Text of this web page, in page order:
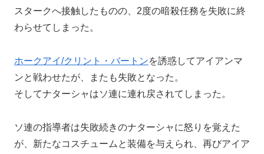
スタークへ接触したものの、2度の暗殺任務を失敗に終
わらせてしまった。
ホークアイ/クリント・バートンを誘惑してアイアンマ
ンと戦わせたが、またも失敗となった。
そしてナターシャはソ連に連れ戻されてしまった。
ソ連の指導者は失敗続きのナターシャに怒りを覚えた
が、新たなコスチュームと装備を与えられ、再びアイア